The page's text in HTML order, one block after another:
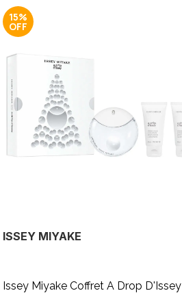
15%
ISSEY MIYAKE
Issey Miyake Coffret A Drop D'Issey